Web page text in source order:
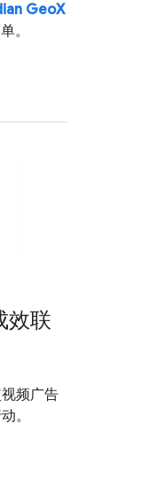
GeoX
。
效联
频广告
。